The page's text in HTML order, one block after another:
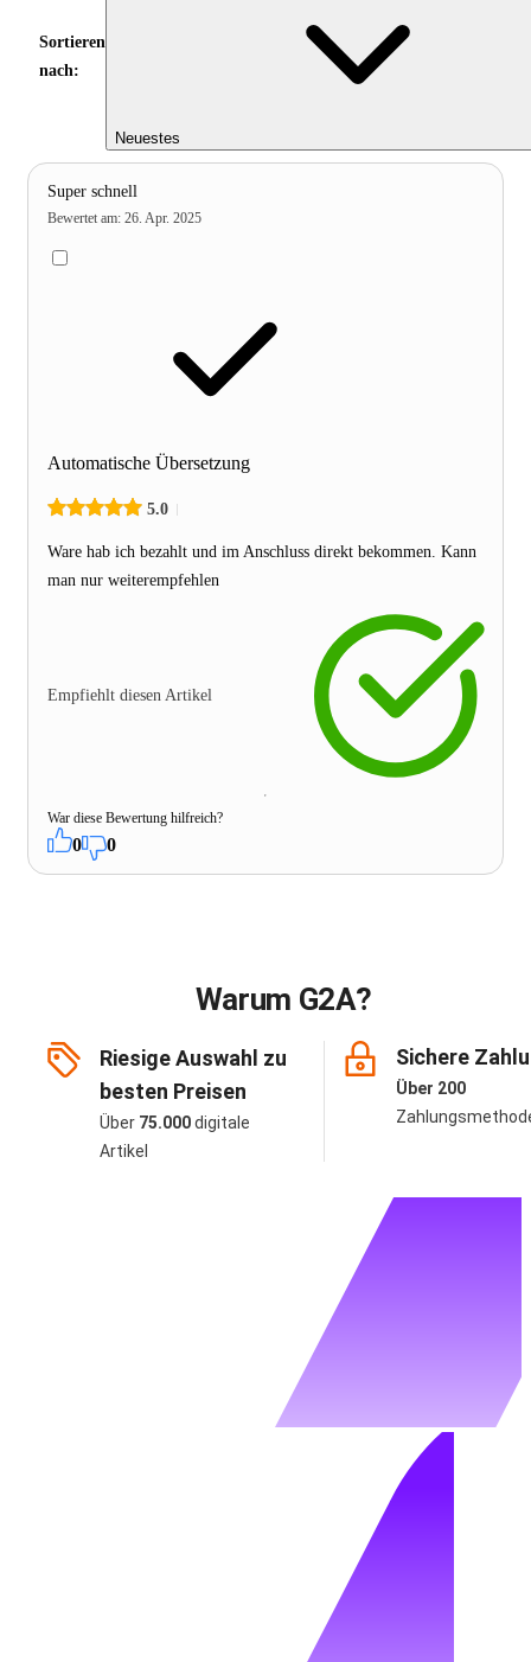
Sortieren
nach:
Neuestes
Super schnell
Bewertet am: 26. Apr. 2025
Automatische Übersetzung
5.0
Ware hab ich bezahlt und im Anschluss direkt bekommen. Kann
man nur weiterempfehlen
Empfiehlt diesen Artikel
War diese Bewertung hilfreich?
0 0
Warum G2A?
Riesige Auswahl zu
besten Preisen
Über 75.000digitale
Artikel
Sichere
Über 200